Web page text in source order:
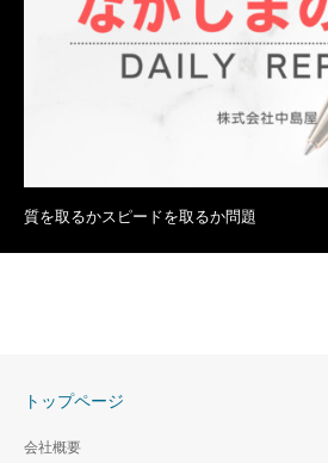
質を取るかスピードを取るか問題
トップページ
会社概要